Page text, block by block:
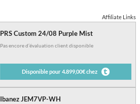
Affiliate Links
PRS Custom 24/08 Purple Mist
Pas encore d’évaluation client disponible
Disponible pour 4.899,00€ chez
Ibanez JEM7VP-WH